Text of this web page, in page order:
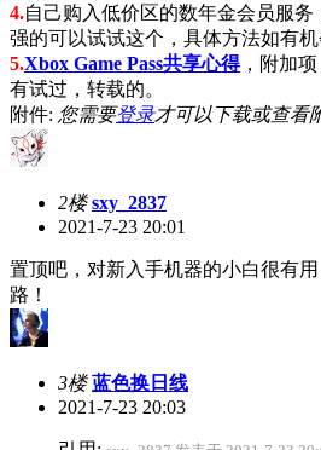
4.自己购入低价区的数年金会员服
强的可以试试这个，具体方法如有机
5.Xbox Game Pass共享心得，附加
有试过，转载的。
附件: 您需要登录才可以下载或查看
2楼 sxy_2837
2021-7-23 20:01
置顶吧，对新入手机器的小白很有
路！
3楼 蓝色换日线
2021-7-23 20:03